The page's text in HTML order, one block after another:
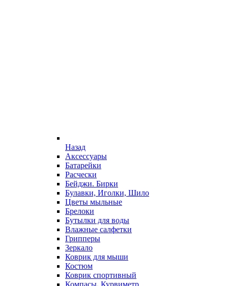
Назад
Аксессуары
Батарейки
Расчески
Бейджи. Бирки
Булавки, Иголки, Шило
Цветы мыльные
Брелоки
Бутылки для воды
Влажные салфетки
Грипперы
Зеркало
Коврик для мыши
Костюм
Коврик спортивный
Компасы, Курвиметр